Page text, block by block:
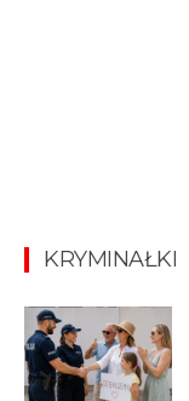
KRYMINAŁKI